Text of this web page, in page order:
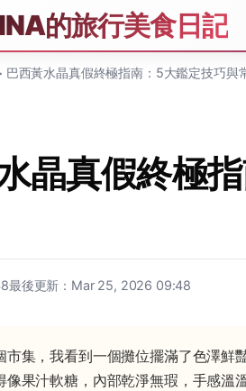
的旅行美食日記
巴西黃水晶真假終極指南：5大鑑定技巧與
晶真假終極
最後更新：Mar 25, 2026 09:48
市集，我看到一個攤位擺滿了色澤鮮
像果汁軟糖，內部乾淨無瑕，手感